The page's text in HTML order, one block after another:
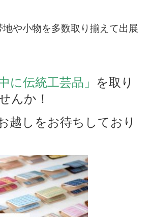
や小物を多数取り揃えて出展
に伝統工芸品」 を取り
んか！
しをお待ちしており